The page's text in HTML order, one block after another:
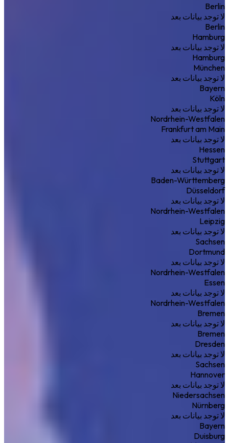
Berlin
لا توجد بيانات بعد
Berlin
Hamburg
لا توجد بيانات بعد
Hamburg
München
لا توجد بيانات بعد
Bayern
Köln
لا توجد بيانات بعد
Nordrhein-Westfalen
Frankfurt am Main
لا توجد بيانات بعد
Hessen
Stuttgart
لا توجد بيانات بعد
Baden-Württemberg
Düsseldorf
لا توجد بيانات بعد
Nordrhein-Westfalen
Leipzig
لا توجد بيانات بعد
Sachsen
Dortmund
لا توجد بيانات بعد
Nordrhein-Westfalen
Essen
لا توجد بيانات بعد
Nordrhein-Westfalen
Bremen
لا توجد بيانات بعد
Bremen
Dresden
لا توجد بيانات بعد
Sachsen
Hannover
لا توجد بيانات بعد
Niedersachsen
Nürnberg
لا توجد بيانات بعد
Bayern
Duisburg